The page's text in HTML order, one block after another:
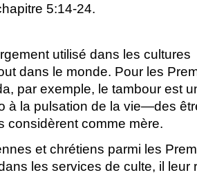
5:14-24.
utilisé dans les cultures
dans le monde. Pour les
par exemple, le tambour est
à la pulsation de la vie—des
considèrent comme mère.
et chrétiens parmi les
les services de culte, il leur